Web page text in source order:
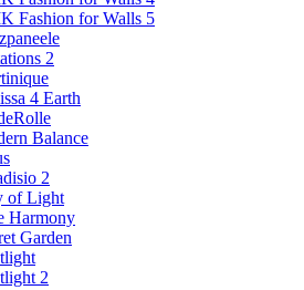
Fashion for Walls 5
2
4 Earth
Balance
2
of Light
Harmony
Garden
2